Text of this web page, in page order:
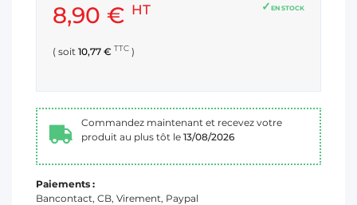
EN STOCK
8,90 € HT
( soit 10,77 € TTC )
Commandez maintenant et recevez votre
produit au plus tôt le 13/08/2026
Paiements :
Bancontact, CB, Virement, Paypal